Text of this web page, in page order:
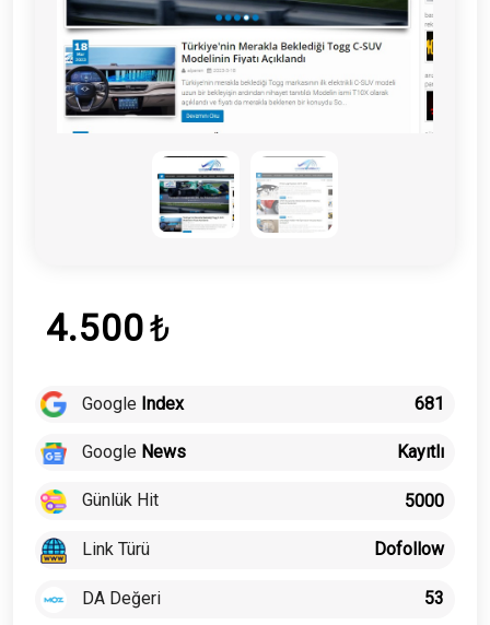
4.500₺
Google Index 681
Google News Kayıtlı
Günlük Hit 5000
Link Türü Dofollow
DA Değeri 53